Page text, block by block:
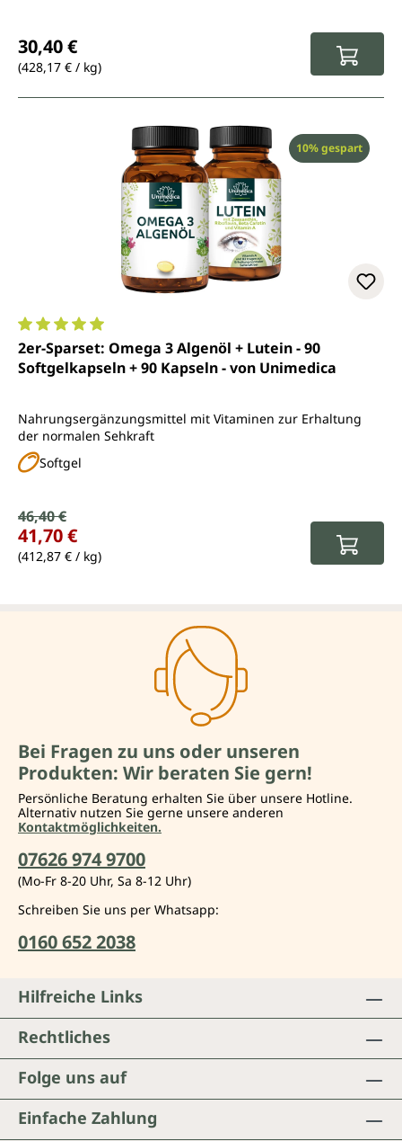
30,40 €
(428,17 € / kg)
Rabatt
10% gespart
Durchschnittliche Bewertung von 5 von 5 Sternen
2er-Sparset: Omega 3 Algenöl + Lutein - 90
Softgelkapseln + 90 Kapseln - von Unimedica
Nahrungsergänzungsmittel mit Vitaminen zur Erhaltung
der normalen Sehkraft
Softgel
Verkaufspreis:
Regulärer Preis:
46,40 €
41,70 €
(412,87 € / kg)
Bei Fragen zu uns oder unseren
Produkten: Wir beraten Sie gern!
Persönliche Beratung erhalten Sie über unsere Hotline.
Alternativ nutzen Sie gerne unsere anderen
Kontaktmöglichkeiten.
07626 974 9700
(Mo-Fr 8-20 Uhr, Sa 8-12 Uhr)
Schreiben Sie uns per Whatsapp:
0160 652 2038
Folge uns auf
Einfache Zahlung
Hilfreiche Links
Rechtliches